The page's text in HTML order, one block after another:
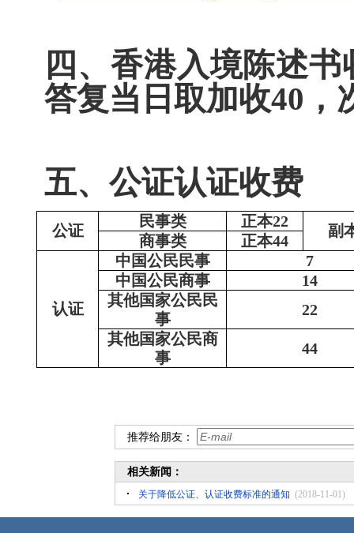
四、香港入境陈述书
答复当日取加收40
五、公证认证收费
公证
民事类 正本22
副
商事类 正本44
认证
中国公民民事
7
中国公民商事
14
其他国家公民民
事
22
其他国家公民商
事
44
推荐给朋友：
相关新闻：
关于降低公证、认证收费标准的通知 (2018-11-01)